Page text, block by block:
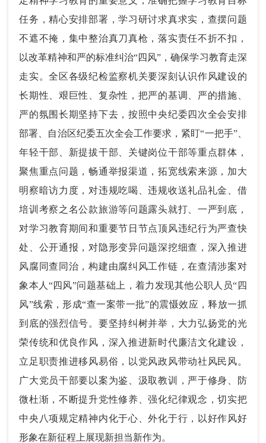
任务，精心安排部署，学习研讨求真求实，查摆问题
不遮不掩，集中整治真刀真枪，落实责任不折不扣，
以改革精神和严的标准纠治“四风”，确保学习教育走深
走实。全区各级纪检监察机关要深刻认识作风建设的
长期性、艰巨性、复杂性，把严的基调、严的措施、
严的氛围长期坚持下去，按照中央纪委四次全会安排
部署、自治区纪委五次全会工作要求，紧盯“一把手”、
年轻干部、新提拔干部、关键岗位干部等重点群体，
聚焦重点问题，畅通举报渠道，拓宽线索来源，加大
明察暗访力度，对违规吃喝、违规收送礼品礼金、借
培训考察之名公款旅游等问题露头就打、一严到底，
对学习教育期间和重要节日节点顶风违纪行为严查快
处、公开通报，对隐形变异问题深挖细查，深入推进
风腐同查同治，构建由腐纠风工作链，在查清涉案对
象本人“四风”问题基础上，着力发现其他公职人员“四
风”线索，形成“查一案带一批”的震慑效应，释放一抓
到底的强烈信号。要坚持纠树并举，大力弘扬党的光
荣传统和优良作风，深入推进新时代廉洁文化建设，
立足职责推进移风易俗，以党风政风带动社风民风。
广大党员干部要以案为鉴、汲取教训，严于修身、防
微杜渐，不断提升党性修养、强化纪律观念，切实把
中央八项规定精神内化于心、外化于行，以好作风好
形象在新征程上展现新担当新作为。